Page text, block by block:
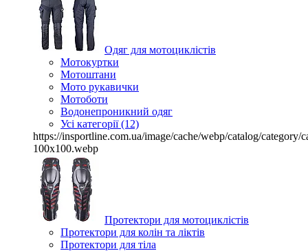
Одяг для мотоциклістів
Мотокуртки
Мотоштани
Мото рукавички
Мотоботи
Водонепроникний одяг
Усі категорії (12)
https://insportline.com.ua/image/cache/webp/catalog/category/
100x100.webp
Протектори для мотоциклістів
Протектори для колін та ліктів
Протектори для тіла